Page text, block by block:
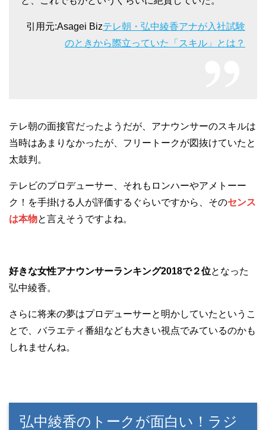
引用元:Asagei Bizテレ朝・弘中綾香アナが入社試験
のときから際立っていた「スキル」とは？
テレ朝の面接官だったようだが、アナウンサーのスキルは
当時はあまりなかったが、フリートークが図抜けていたと
太鼓判。
テレビのプロデューサー、それもロンハーやアメトーー
ク！を手掛ける人が評価するぐらいですから、そのセンス
は本物と言えそうですよね。
好きな女性アナウンサーランキング2018で２位となった
弘中綾香。
さらに将来の夢はプロデューサーと明かしていたというこ
とで、バラエティ番組なども大きい視点でみているのかも
しれませんね。
弘中綾香のトークが面白い！ラジ